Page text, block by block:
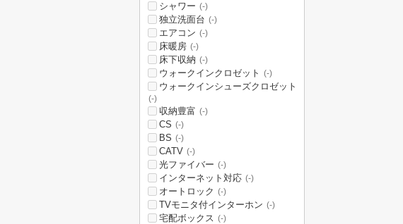
シャワー (-)
独立洗面台 (-)
エアコン (-)
床暖房 (-)
床下収納 (-)
ウォークインクロゼット (-)
ウォークインシューズクロゼット
(-)
収納豊富 (-)
CS (-)
BS (-)
CATV (-)
光ファイバー (-)
インターネット対応 (-)
オートロック (-)
TVモニタ付インターホン (-)
宅配ボックス (-)